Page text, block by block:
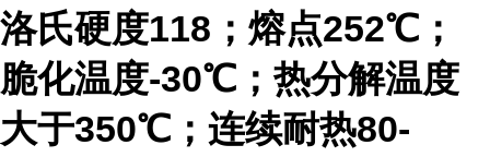
洛氏硬度118；熔点252℃；
脆化温度-30℃；热分解温度
大于350℃；连续耐热80-